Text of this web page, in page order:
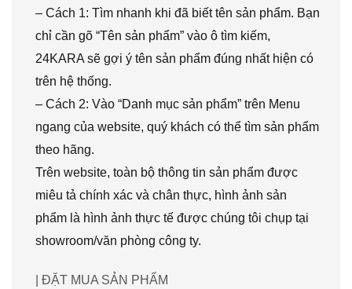
– Cách 1: Tìm nhanh khi đã biết tên sản phẩm. Bạn
chỉ cần gõ “Tên sản phẩm” vào ô tìm kiếm,
24KARA sẽ gợi ý tên sản phẩm đúng nhất hiện có
trên hệ thống.
– Cách 2: Vào “Danh mục sản phẩm” trên Menu
ngang của website, quý khách có thể tìm sản phẩm
theo hãng.
Trên website, toàn bộ thông tin sản phẩm được
miêu tả chính xác và chân thực, hình ảnh sản
phẩm là hình ảnh thực tế được chúng tôi chụp tại
showroom/văn phòng công ty.
| ĐẶT MUA SẢN PHẨM